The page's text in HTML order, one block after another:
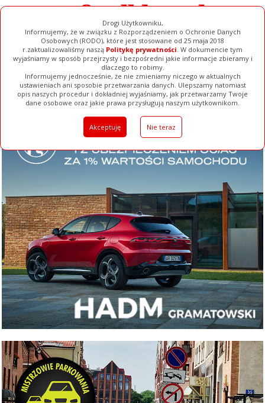
Drogi Użytkowniku,
Informujemy, że w związku z Rozporządzeniem o Ochronie Danych
Osobowych (RODO), które jest stosowane od 25 maja 2018
r.zaktualizowaliśmy naszą Politykę prywatności. W dokumencie tym
wyjaśniamy w sposób przejrzysty i bezpośredni jakie informacje zbieramy i
dlaczego to robimy.
Informujemy jednocześnie, że nie zmieniamy niczego w aktualnych
ustawieniach ani sposobie przetwarzania danych. Ulepszamy natomiast
opis naszych procedur i dokładniej wyjaśniamy, jak przetwarzamy Twoje
dane osobowe oraz jakie prawa przysługują naszym użytkownikom.
Akceptuję Nie teraz
Ogłoszenia Filmy Galerie Baza Firm Pełna Wersja